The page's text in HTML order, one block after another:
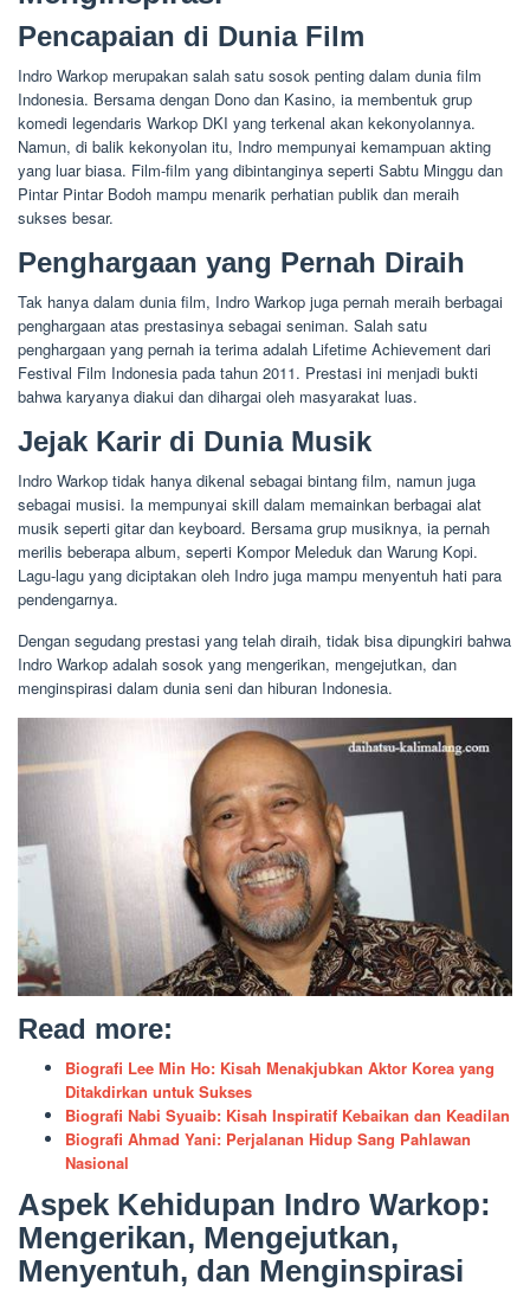
Pencapaian di Dunia Film
Indro Warkop merupakan salah satu sosok penting dalam dunia film
Indonesia. Bersama dengan Dono dan Kasino, ia membentuk grup
komedi legendaris Warkop DKI yang terkenal akan kekonyolannya.
Namun, di balik kekonyolan itu, Indro mempunyai kemampuan akting
yang luar biasa. Film-film yang dibintanginya seperti Sabtu Minggu dan
Pintar Pintar Bodoh mampu menarik perhatian publik dan meraih
sukses besar.
Penghargaan yang Pernah Diraih
Tak hanya dalam dunia film, Indro Warkop juga pernah meraih berbagai
penghargaan atas prestasinya sebagai seniman. Salah satu
penghargaan yang pernah ia terima adalah Lifetime Achievement dari
Festival Film Indonesia pada tahun 2011. Prestasi ini menjadi bukti
bahwa karyanya diakui dan dihargai oleh masyarakat luas.
Jejak Karir di Dunia Musik
Indro Warkop tidak hanya dikenal sebagai bintang film, namun juga
sebagai musisi. Ia mempunyai skill dalam memainkan berbagai alat
musik seperti gitar dan keyboard. Bersama grup musiknya, ia pernah
merilis beberapa album, seperti Kompor Meleduk dan Warung Kopi.
Lagu-lagu yang diciptakan oleh Indro juga mampu menyentuh hati para
pendengarnya.
Dengan segudang prestasi yang telah diraih, tidak bisa dipungkiri bahwa
Indro Warkop adalah sosok yang mengerikan, mengejutkan, dan
menginspirasi dalam dunia seni dan hiburan Indonesia.
Read more:
Biografi Lee Min Ho: Kisah Menakjubkan Aktor Korea yang
Ditakdirkan untuk Sukses
Biografi Nabi Syuaib: Kisah Inspiratif Kebaikan dan Keadilan
Biografi Ahmad Yani: Perjalanan Hidup Sang Pahlawan
Nasional
Aspek Kehidupan Indro Warkop:
Mengerikan, Mengejutkan,
Menyentuh, dan Menginspirasi